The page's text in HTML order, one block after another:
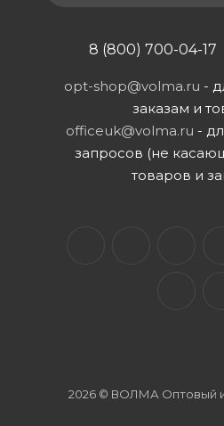
8 (800) 700-04-17
opt-shop@volma.ru -
заказам и
officeuk@volma.ru -
запросов (не
товаров и
2026 © ВОЛМА Оптовый